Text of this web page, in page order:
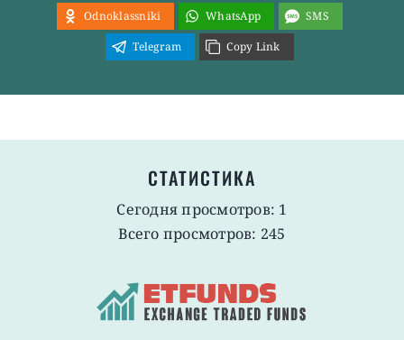
Odnoklassniki
WhatsApp
SMS
Telegram
Copy Link
СТАТИСТИКА
Сегодня просмотров: 1
Всего просмотров: 245